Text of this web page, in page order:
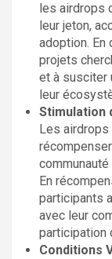
les airdrops
leur jeton,
adoption. En
projets
et à susciter
leur
Stimulation
Les
En
participants
avec leur
participation
Conditions